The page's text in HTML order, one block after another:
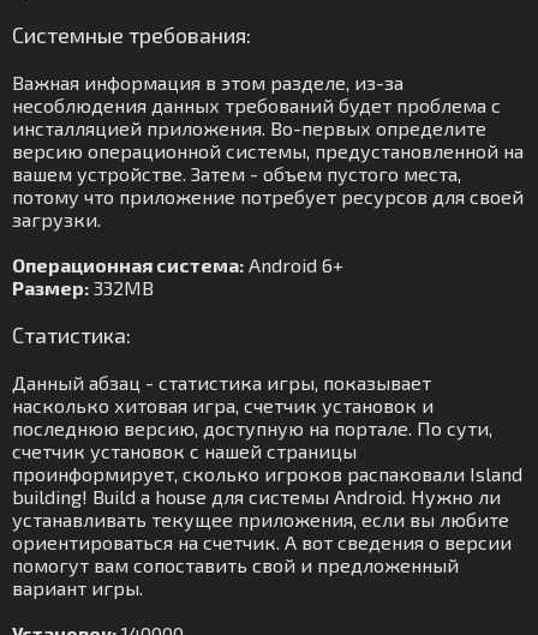
Системные требования:
Важная информация в этом разделе, из-за
несоблюдения данных требований будет проблема с
инсталляцией приложения. Во-первых определите
версию операционной системы, предустановленной на
вашем устройстве. Затем - объем пустого места,
потому что приложение потребует ресурсов для своей
загрузки.
Операционная система: Android 6+
Размер: 332MB
Статистика:
Данный абзац - статистика игры, показывает
насколько хитовая игра, счетчик установок и
последнюю версию, доступную на портале. По сути,
счетчик установок с нашей страницы
проинформирует, сколько игроков распаковали Island
building! Build a house для системы Android. Нужно ли
устанавливать текущее приложения, если вы любите
ориентироваться на счетчик. А вот сведения о версии
помогут вам сопоставить свой и предложенный
вариант игры.